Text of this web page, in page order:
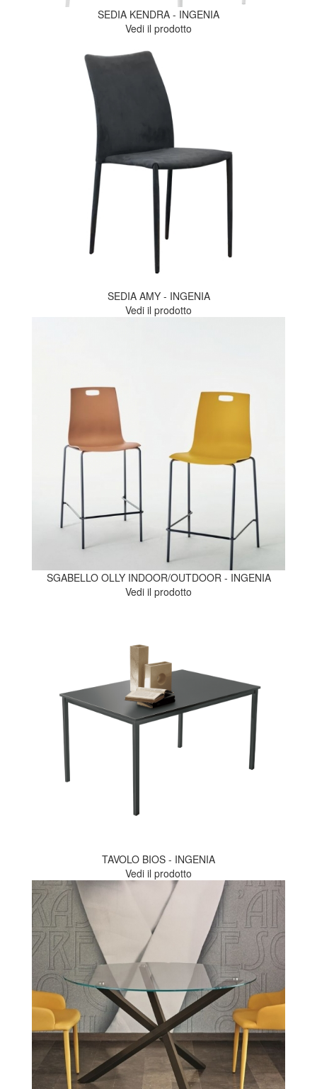
SEDIA KENDRA - INGENIA
Vedi il prodotto
SEDIA AMY - INGENIA
Vedi il prodotto
SGABELLO OLLY INDOOR/OUTDOOR - INGENIA
Vedi il prodotto
TAVOLO BIOS - INGENIA
Vedi il prodotto